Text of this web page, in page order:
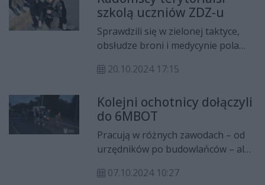
innymi brygadami brali udział w
ćwiczeniach epizodycznych pod
kryptonimem Komaszyce24.
szkolą uczniów ZDZ-u
Sprawdzili się w zielonej taktyce,
obsłudze broni i medycynie pola
mundurowych Zakładu
Pułku Piechoty w Radomiu odbyli
praktyczne szkolenie wojskowe w
warunkach koszarowych. Zajęcia
przygotowali i przeprowadzili
żołnierze-instruktorzy z 6
Mazowieckiej Brygady Obrony
20.10.2024 17:15
Kolejni ochotnicy dołączyli
do 6MBOT
Pracują w różnych zawodach – od
urzędników po budowlańców – ale
Ponad 80 ochotników rozpoczęło
07.10.2024 10:27